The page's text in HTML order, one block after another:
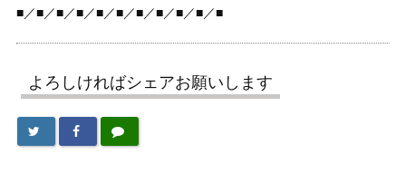
■／■／■／■／■／■／■／■／■／■／■
よろしければシェアお願いします